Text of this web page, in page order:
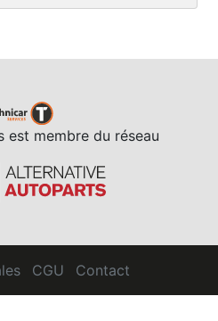
est membre du réseau
CGU Contact